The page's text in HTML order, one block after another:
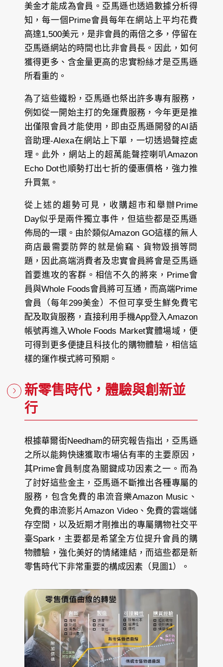
美金才能成為會員。亞馬遜也透過數據分析得
知，每一個Prime會員每年在網站上平均花費
高達1,500美元，是非會員的兩倍之多，停留在
亞馬遜網站的時間也比非會員長。因此，如何
獲得更多、含金量更高的忠實粉絲才是亞馬遜
所看重的。
為了這些鐵粉，亞馬遜也祭出許多專有服務，
例如從一開始主打的免運費服務，今年更是推
出僅限會員才能使用，即由亞馬遜開發的AI語
音助理-Alexa在網站上下單，一切透過聲控處
理。此外，網站上的超萬能聲控喇叭Amazon
Echo Dot也順勢打出七折的優惠價格，強力推
升買氣。
從上述的趨勢可見，收購超市和舉辦Prime
Day似乎是兩件獨立事件，但這些都是亞馬遜
佈局的一環。由於類似Amazon GO這樣的無人
商店最需要防弊的就是偷竊、貨物毀損等問
題，因此高端消費者及忠實會員將會是亞馬遜
首要進攻的客群。相信不久的將來，Prime會
員與Whole Foods會員將可互通，而高端Prime
會員（每年299美金）不但可享受生鮮免費宅
配及取貨服務，直接利用手機App登入Amazon
帳號再進入Whole Foods Market實體場域，便
可得到更多便捷且科技化的購物體驗，相信這
樣的運作模式將可預期。
新零售時代，體驗與創新並
行
根據華爾街Needham的研究報告指出，亞馬遜
之所以能夠快速獲取市場佔有率的主要原因，
其Prime會員制度為關鍵成功因素之一。而為
了討好這些金主，亞馬遜不斷推出各種專屬的
服務，包含免費的串流音樂Amazon Music、
免費的串流影片Amazon Video、免費的雲端儲
存空間，以及近期才剛推出的專屬購物社交平
臺Spark，主要都是希望全方位提升會員的購
物體驗，強化美好的情緒連結，而這些都是新
零售時代下非常重要的構成因素（見圖1）。